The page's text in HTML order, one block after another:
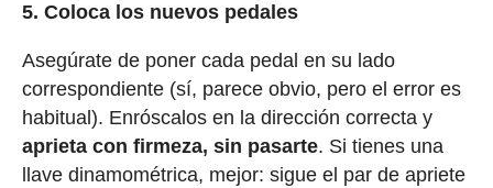
5. Coloca los nuevos pedales
Asegúrate de poner cada pedal en su lado
correspondiente (sí, parece obvio, pero el error es
habitual). Enróscalos en la dirección correcta y
aprieta con firmeza, sin pasarte. Si tienes una
llave dinamométrica, mejor: sigue el par de apriete